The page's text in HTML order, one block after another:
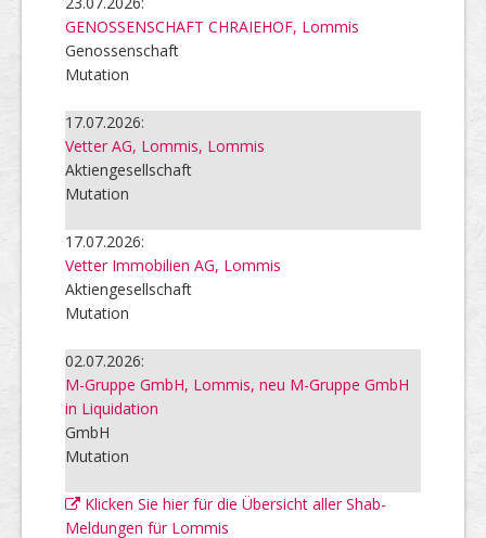
GENOSSENSCHAFT CHRAIEHOF, Lommis
Genossenschaft
Mutation
17.07.2026:
Vetter AG, Lommis, Lommis
Aktiengesellschaft
Mutation
17.07.2026:
Vetter Immobilien AG, Lommis
Aktiengesellschaft
Mutation
02.07.2026:
M-Gruppe GmbH, Lommis, neu M-Gruppe GmbH
in Liquidation
GmbH
Mutation
Klicken Sie hier für die Übersicht aller Shab-
Meldungen für Lommis